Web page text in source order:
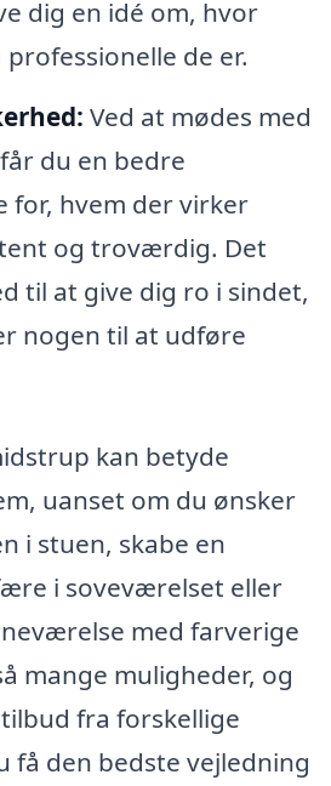
dig en idé om, hvor
de er.
Ved at mødes med
du en bedre
for, hvem der virker
og troværdig. Det
til at give dig ro i sindet,
nogen til at udføre
kan betyde
uanset om du ønsker
i stuen, skabe en
i soveværelset eller
med farverige
mange muligheder, og
fra forskellige
få den bedste vejledning